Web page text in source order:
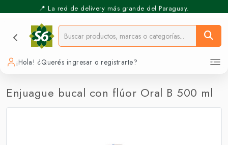
📍 La red de delivery más grande del Paraguay.
¡Hola! ¿Querés ingresar o registrarte?
Enjuague bucal con flúor Oral B 500 ml